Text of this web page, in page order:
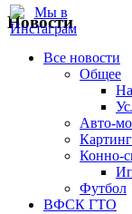
Новости
Все новости
Oбщее
Авто-
Картинг
Конно-
Футбол
ВФСК ГТО